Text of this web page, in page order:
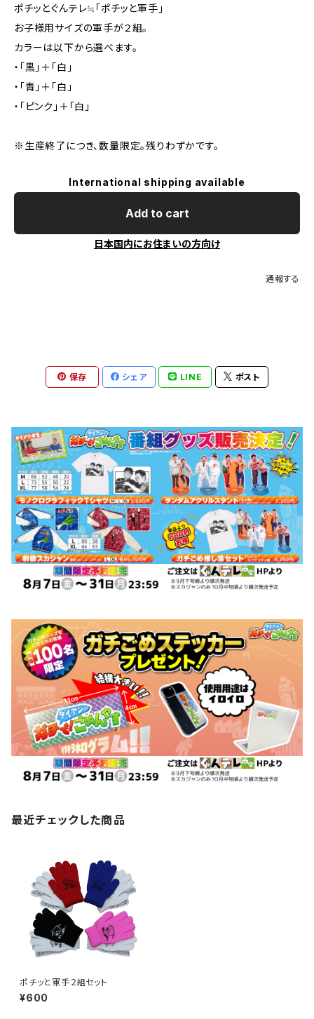
ポチッとぐんテレ≒「ポチッと軍手」
お子様用サイズの軍手が２組。
カラーは以下から選べます。
・「黒」＋「白」
・「青」＋「白」
・「ピンク」＋「白」
※生産終了につき、数量限定。残りわずかです。
International shipping available
Add to cart
日本国内にお住まいの方向け
通報する
保存 シェア LINE ポスト
最近チェックした商品
ポチッと軍手２組セット
¥600